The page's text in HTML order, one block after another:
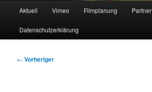
Aktuell Vimeo Filmplanung Partner
Datenschutzerklärung
Beitragsnavigation
← Vorheriger